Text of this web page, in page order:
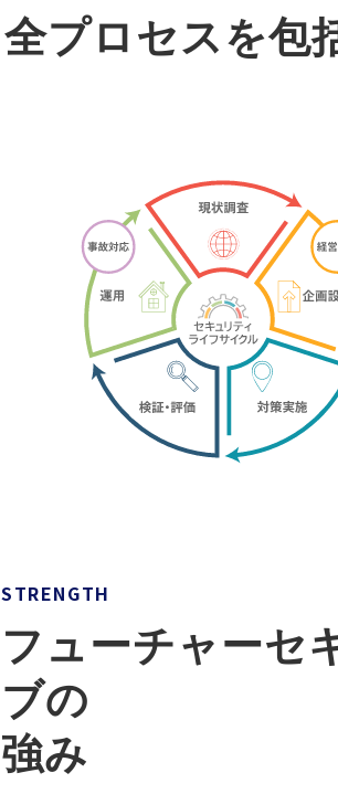
全プロセスを包
STRENGTH
フューチャーセ
ブの
強み